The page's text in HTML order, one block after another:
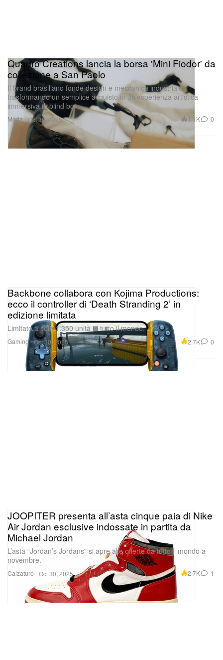
Moda
Quadro Creations lancia la borsa 'Mini Fiodor' da
collezione a San Paolo
Il brand brasiliano fonde design e meccanica industriale,
trasformando un semplice acquisto in un’esperienza artistica
immersiva in blind box.
Oct 30, 2025 1.1K 0
Gaming
Backbone collabora con Kojima Productions:
ecco il controller di ‘Death Stranding 2’ in
edizione limitata
Limitato a sole 1.350 unità in tutto il mondo.
Oct 30, 2025 2.7K 0
Calzature
JOOPITER presenta all’asta cinque paia di Nike
Air Jordan esclusive indossate in partita da
Michael Jordan
L’asta “Jordan’s Jordans” si apre alle offerte da tutto il mondo a
novembre.
Oct 30, 2025 2.7K 1